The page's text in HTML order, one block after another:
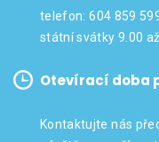
telefon: 604 859
státní svátky 9.00 až
Otevírací doba
Kontaktujte nás